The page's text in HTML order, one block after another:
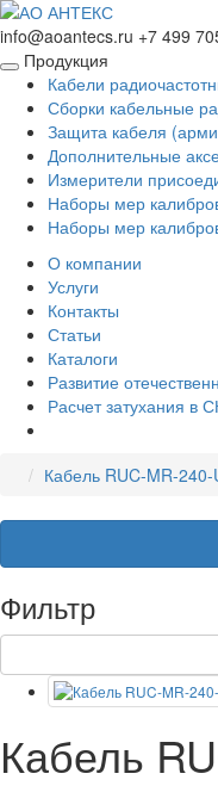
info@aoantecs.ru +7 499
Продукция
Кабели
Сборки кабельные
Защита кабеля
Дополнительные
Измерители
Наборы мер
Наборы мер
О компании
Услуги
Контакты
Статьи
Каталоги
Развитие
Расчет затухания в
Кабель RUC-MR-240-
Фильтр
Кабель